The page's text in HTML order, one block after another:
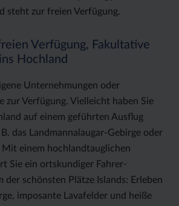
steht zur freien Verfügung.
Verfügung, Fakultative
Hochland
Unternehmungen oder
zur Verfügung. Vielleicht haben Sie
auf einem geführten Ausflug
das Landmannalaugar-Gebirge oder
Mit einem hochlandtauglichen
Sie ein ortskundiger Fahrer-
der schönsten Plätze Islands: Erleben
imposante Lavafelder und heiße